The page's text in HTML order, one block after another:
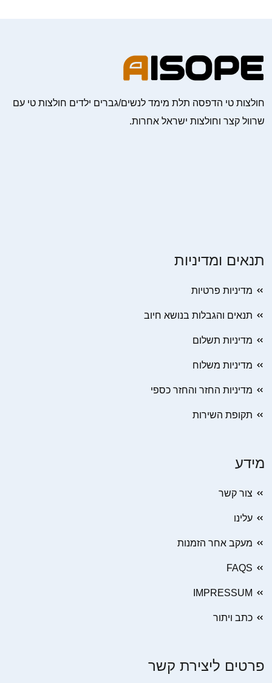
חולצות טי הדפסה תלת מימד לנשים/גברים ילדים חולצות טי עם
שרוול קצר וחולצות ישראל אחרות.
תנאים ומדיניות
מדיניות פרטיות
תנאים והגבלות בנושא חיוב
מדיניות תשלום
מדיניות משלוח
מדיניות החזר והחזר כספי
תקופת השירות
מידע
צור קשר
עלינו
מעקב אחר הזמנות
FAQS
IMPRESSUM
כתב ויתור
פרטים ליצירת קשר